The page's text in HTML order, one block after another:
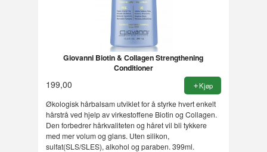
Giovanni Biotin & Collagen Strengthening
Conditioner
199,00 Kjøp
Økologisk hårbalsam utviklet for å styrke hvert enkelt
hårstrå ved hjelp av virkestoffene Biotin og Collagen.
Den forbedrer hårkvaliteten og håret vil bli tykkere
med mer volum og glans. Uten silikon,
sulfat(SLS/SLES), alkohol og paraben. 399ml.